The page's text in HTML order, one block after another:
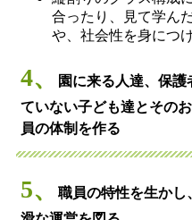
合ったり、見て学ん
や、社会性を身につ
4、
園に来る人達、保
ていない子ども達とその
員の体制を作る
5、
職員の特性を生かし